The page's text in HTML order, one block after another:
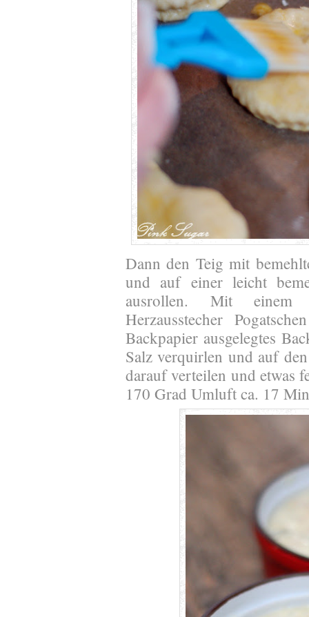
Dann den Teig mit
und auf einer leicht
ausrollen. Mit einem
Herzausstecher
Backpapier ausgelegtes
Salz verquirlen und auf
darauf verteilen und etwas
170 Grad Umluft ca. 17